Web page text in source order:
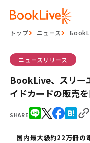
トップ ニュース
SHARE
ニュースリリース
BookLive、スリー
イドカードの販売
国内最大級約22万冊の